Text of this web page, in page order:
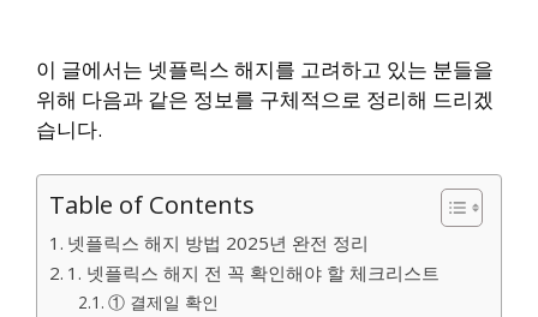
이 글에서는 넷플릭스 해지를 고려하고 있는 분들을
위해 다음과 같은 정보를 구체적으로 정리해 드리겠
습니다.
Table of Contents
넷플릭스 해지 방법 2025년 완전 정리
1. 넷플릭스 해지 전 꼭 확인해야 할 체크리스트
① 결제일 확인